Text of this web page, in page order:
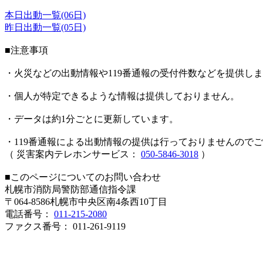
本日出動一覧(06日)
昨日出動一覧(05日)
■注意事項
・火災などの出動情報や119番通報の受付件数などを提供しま
・個人が特定できるような情報は提供しておりません。
・データは約1分ごとに更新しています。
・119番通報による出動情報の提供は行っておりませんので
（ 災害案内テレホンサービス： 050-5846-3018 ）
■このページについてのお問い合わせ
札幌市消防局警防部通信指令課
〒064-8586札幌市中央区南4条西10丁目
電話番号： 011-215-2080
ファクス番号： 011-261-9119